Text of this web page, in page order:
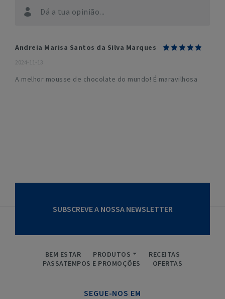
Dá a tua opinião...
Andreia Marisa Santos da Silva Marques
2024-11-13
A melhor mousse de chocolate do mundo! É maravilhosa
SUBSCREVE A NOSSA NEWSLETTER
BEM ESTAR PRODUTOS
RECEITAS
PASSATEMPOS E PROMOÇÕES
OFERTAS
SEGUE-NOS EM